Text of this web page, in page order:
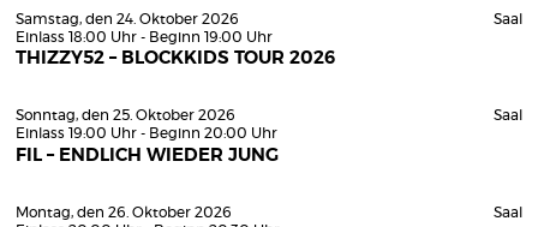
Samstag, den 24. Oktober 2026
Einlass 18:00 Uhr - Beginn 19:00 Uhr
THIZZY52 – BLOCKKIDS TOUR 2026
Saal
Sonntag, den 25. Oktober 2026
Einlass 19:00 Uhr - Beginn 20:00 Uhr
FIL – ENDLICH WIEDER JUNG
Saal
Montag, den 26. Oktober 2026
Saal